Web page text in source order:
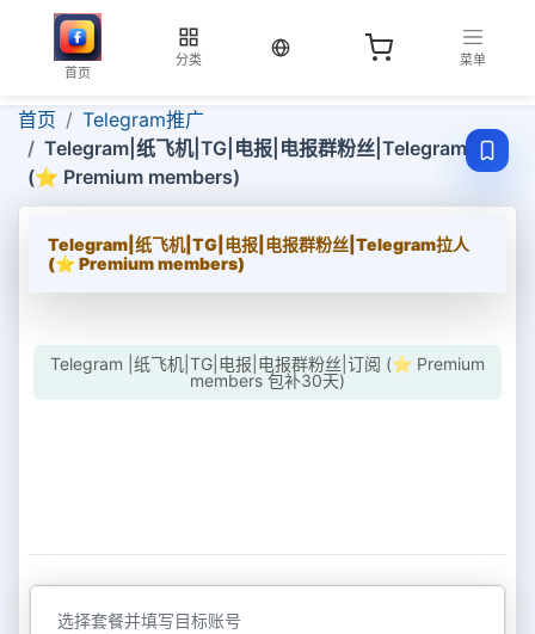
首页
分类
当前语言：中文
菜单
首页
Telegram推广
Telegram|纸飞机|TG|电报|电报群粉丝|Telegram拉人
(⭐ Premium members)
Telegram|纸飞机|TG|电报|电报群粉丝|Telegram拉人
(⭐ Premium members)
Telegram |纸飞机|TG|电报|电报群粉丝|订阅 (⭐ Premium
members 包补30天)
选择套餐并填写目标账号